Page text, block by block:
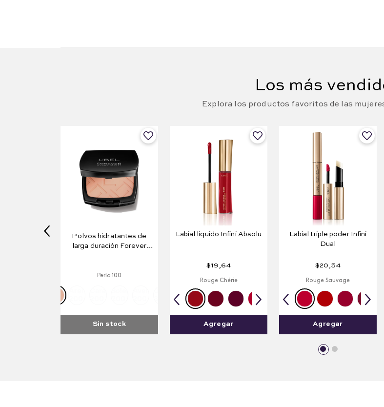
Los más
Explora los productos favoritos de las
Polvos hidratantes de
larga duración Forever
Perla 100
Sin stock
Labial líquido Infini Absolu
$19,64
Rouge Chérie
Agregar
Labial triple poder Infini
Dual
$20,54
Rouge Sauvage
Agregar